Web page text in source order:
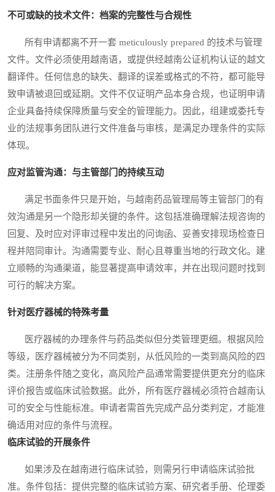
不可或缺的技术文件：档案的完整性与合规性
所有申请都离不开一套 meticulously prepared 的技术与管理
文件。文件必须使用越南语，或提供经越南公证机构认证的越文
翻译件。任何信息的缺失、翻译的误差或格式的不符，都可能导
致申请被退回或延期。文件不仅证明产品本身合规，也证明申请
企业具备持续保障质量与安全的管理能力。因此，组建或委托专
业的法规事务团队进行文件准备与审核，是满足办理条件的实际
体现。
应对监管沟通：与主管部门的持续互动
满足书面条件只是开始，与越南药品管理局等主管部门的有
效沟通是另一个隐形却关键的条件。这包括准确理解法规咨询的
回复、及时应对评审过程中发出的问询函、妥善安排现场检查日
程并陪同审计。沟通需要专业、耐心且尊重当地的行政文化。建
立顺畅的沟通渠道，能显著提高申请效率，并在出现问题时找到
可行的解决方案。
针对医疗器械的特殊考量
医疗器械的办理条件与药品类似但分类管理更细。根据风险
等级，医疗器械被分为不同类别，从低风险的一类到高风险的四
类。注册条件随之变化，高风险产品通常需要提供更充分的临床
评价报告或临床试验数据。此外，所有医疗器械必须符合越南认
可的安全与性能标准。申请者需首先完成产品分类判定，才能准
确适用对应的条件与流程。
临床试验的开展条件
如果涉及在越南进行临床试验，则需另行申请临床试验批
准。条件包括：提供完整的临床试验方案、研究者手册、伦理委